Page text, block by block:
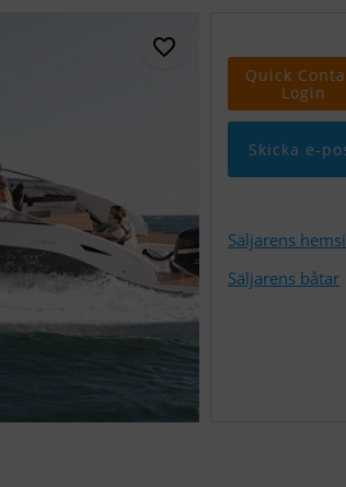
Quick
Login
Skicka e-
Säljarens
Säljarens båtar